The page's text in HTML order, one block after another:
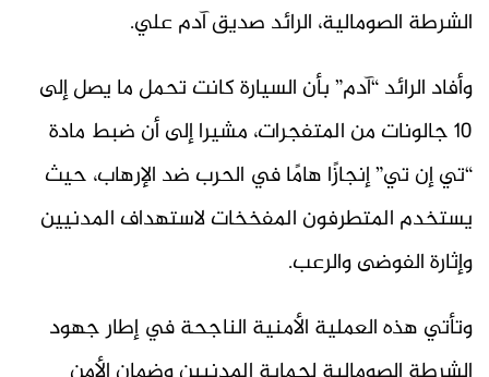
الشرطة الصومالية، الرائد صديق آدم علي.
وأفاد الرائد “آدم” بأن السيارة كانت تحمل ما يصل إلى
10 جالونات من المتفجرات، مشيرا إلى أن ضبط مادة
“تي إن تي” إنجازًا هامًا في الحرب ضد الإرهاب، حيث
يستخدم المتطرفون المفخخات لاستهداف المدنيين
وإثارة الفوضى والرعب.
وتأتي هذه العملية الأمنية الناجحة في إطار جهود